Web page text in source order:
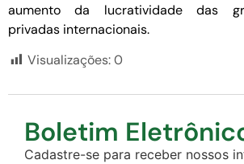
aumento da lucratividade das
privadas internacionais.
Visualizações:0
Boletim
Cadastre-se para receber nossos